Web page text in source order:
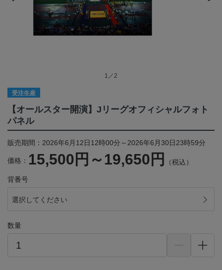
1／2
受注生産
【オールスター開演】Jリーグオフィシャルフォト
パネル
販売期間：2026年6月12日12時00分～2026年6月30日23時59分
価格： 15,500円～19,650円 （税込）
背番号
選択してください
数量